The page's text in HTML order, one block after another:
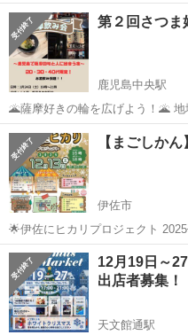
ォーマー募集！ 5月3日（土）・4日（日）開催の「KAGOSHIMA
SUPER BIG マーケット」では、
ス...
鹿児島 鹿児島市 朝日通駅
第２回さつま
鹿児島中央駅
🌋薩摩好きの輪を広げよう！🌋 地
回 薩摩飲み会 ✨ 9月に鹿児島天文館で満員御礼となった「薩摩飲み
会」 ご好評につき第２回を開催いたします🎉 「
域...
鹿児島 鹿児島市 鹿児島中
【まごしか
伊佐市
🌟伊佐にヒカリプロジェクト
トが開催されます✨ 📅 12月13日(土) ⏰ 15:00〜（点灯式18:00） 📍 菱
刈まごころ館 キッチンカー・ワークショップ・ステージイベントな
ど...
鹿児島 伊佐市 地域/お祭り
12月19日～
出店者募集！
天文館通駅